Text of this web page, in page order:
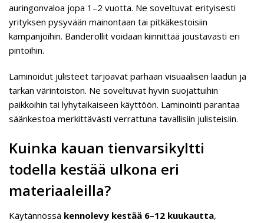
auringonvaloa jopa 1–2 vuotta. Ne soveltuvat erityisesti
yrityksen pysyvään mainontaan tai pitkäkestoisiin
kampanjoihin. Banderollit voidaan kiinnittää joustavasti eri
pintoihin.
Laminoidut julisteet tarjoavat parhaan visuaalisen laadun ja
tarkan värintoiston. Ne soveltuvat hyvin suojattuihin
paikkoihin tai lyhytaikaiseen käyttöön. Laminointi parantaa
säänkestoa merkittävästi verrattuna tavallisiin julisteisiin.
Kuinka kauan tienvarsikyltti
todella kestää ulkona eri
materiaaleilla?
Käytännössä kennolevy kestää 6–12 kuukautta,